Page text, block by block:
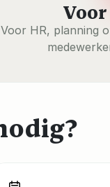
Voor HR, planning